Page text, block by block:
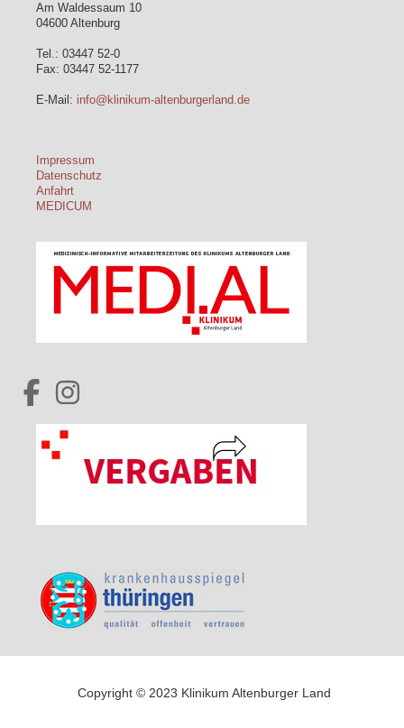
Am Waldessaum 10
04600 Altenburg
Tel.: 03447 52-0
Fax: 03447 52-1177
E-Mail: info@klinikum-altenburgerland.de
Impressum
Datenschutz
Anfahrt
MEDICUM
Copyright © 2023 Klinikum Altenburger Land